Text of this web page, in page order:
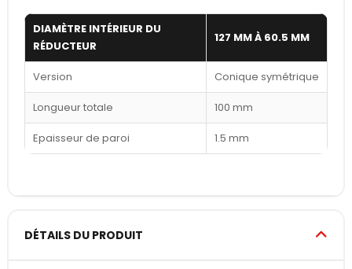
DIAMÈTRE INTÉRIEUR DU
RÉDUCTEUR
127 MM À 60.5 MM
Version Conique symétrique
Longueur totale 100 mm
Epaisseur de paroi 1.5 mm
DÉTAILS DU PRODUIT